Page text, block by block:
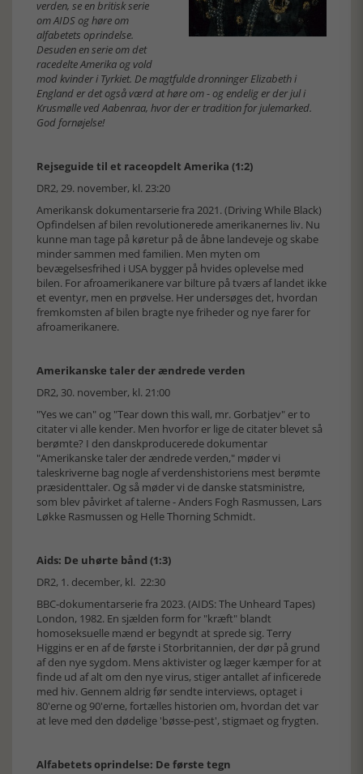
verden, se en britisk serie
om AIDS og høre om
alfabetets oprindelse.
Desuden en serie om det
racedelte Amerika og vold
mod kvinder i Tyrkiet. De magtfulde dronninger Elizabeth i
England er det også værd at høre om - og endelig er der jul i
Krusmølle ved Aabenraa, hvor der er tradition for julemarked.
God fornøjelse!
Rejseguide til et raceopdelt Amerika (1:2)
DR2, 29. november, kl. 23:20
Amerikansk dokumentarserie fra 2021. (Driving While Black)
Opfindelsen af bilen revolutionerede amerikanernes liv. Nu
kunne man tage på køretur på de åbne landeveje og skabe
minder sammen med familien. Men myten om
bevægelsesfrihed i USA bygger på hvides oplevelse med
bilen. For afroamerikanere var bilture på tværs af landet ikke
et eventyr, men en prøvelse. Her undersøges det, hvordan
fremkomsten af bilen bragte nye friheder og nye farer for
afroamerikanere.
Amerikanske taler der ændrede verden
DR2, 30. november, kl. 21:00
"Yes we can" og "Tear down this wall, mr. Gorbatjev" er to
citater vi alle kender. Men hvorfor er lige de citater blevet så
berømte? I den danskproducerede dokumentar
"Amerikanske taler der ændrede verden," møder vi
taleskriverne bag nogle af verdenshistoriens mest berømte
præsidenttaler. Og så møder vi de danske statsministre,
som blev påvirket af talerne - Anders Fogh Rasmussen, Lars
Løkke Rasmussen og Helle Thorning Schmidt.
Aids: De uhørte bånd (1:3)
DR2, 1. december, kl. 22:30
BBC-dokumentarserie fra 2023. (AIDS: The Unheard Tapes)
London, 1982. En sjælden form for "kræft" blandt
homoseksuelle mænd er begyndt at sprede sig. Terry
Higgins er en af de første i Storbritannien, der dør på grund
af den nye sygdom. Mens aktivister og læger kæmper for at
finde ud af alt om den nye virus, stiger antallet af inficerede
med hiv. Gennem aldrig før sendte interviews, optaget i
80'erne og 90'erne, fortælles historien om, hvordan det var
at leve med den dødelige 'bøsse-pest', stigmaet og frygten.
Alfabetets oprindelse: De første tegn